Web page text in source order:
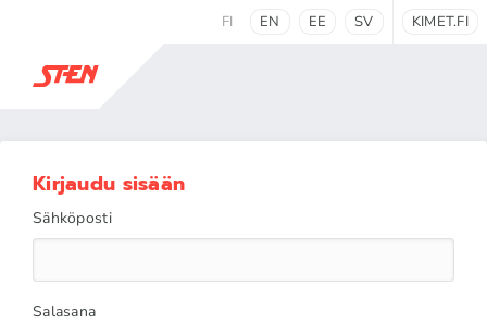
FI EN EE SV KIMET.FI
Kirjaudu sisään
Sähköposti
Salasana